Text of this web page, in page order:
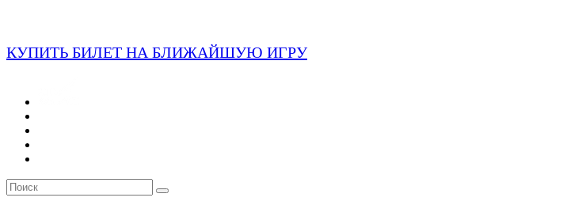
КУПИТЬ БИЛЕТ НА БЛИЖАЙШУЮ ИГРУ